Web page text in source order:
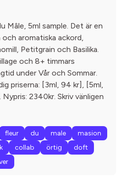
Mâle, 5ml sample. Det är en
aromatiska ackord,
Petitgrain och Basilika.
och 8+ timmars
under Vår och Sommar.
priserna: [3ml, 94 kr], [5ml,
2340kr. Skriv vänligen
fleur du male
masion
collab örtig
doft